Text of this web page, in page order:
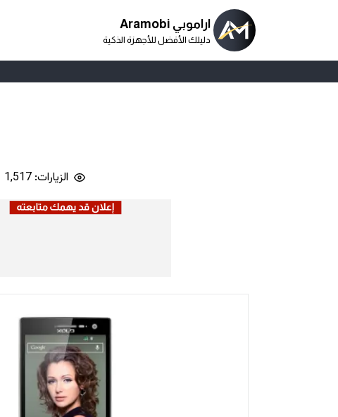
اراموبي Aramobi
دليلك الأفضل للأجهزة الذكية
الزيارات: 1,517